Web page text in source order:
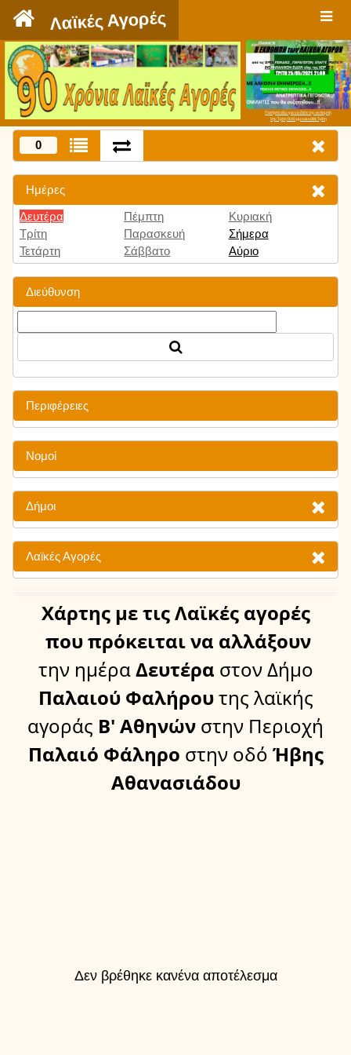
Λαϊκές Αγορές
Πατήστε εδώ για να δείτε την εκπομπή
την Τρίτη 9:00 μμ και κάθε Τρίτη
0
Ημέρες
Δευτέρα
Τρίτη
Τετάρτη
Πέμπτη
Παρασκευή
Σάββατο
Κυριακή
Σήμερα
Αύριο
Διεύθυνση
Περιφέρειες
Νομοί
Δήμοι
Λαϊκές Αγορές
Χάρτης με τις Λαϊκές αγορές
που πρόκειται να αλλάξουν
την ημέραΔευτέρα στον Δήμο
Παλαιού Φαλήρουτης λαϊκής
αγοράς Β' Αθηνών στην Περιοχή
Παλαιό Φάληρο στην οδό Ήβης
Αθανασιάδου
Δεν βρέθηκε κανένα αποτέλεσμα